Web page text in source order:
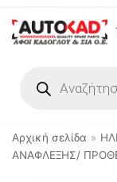
Μεταπηδήστε
στο
Αρχική σελίδα »
ΑΝΑΦΛΕΞΗΣ/